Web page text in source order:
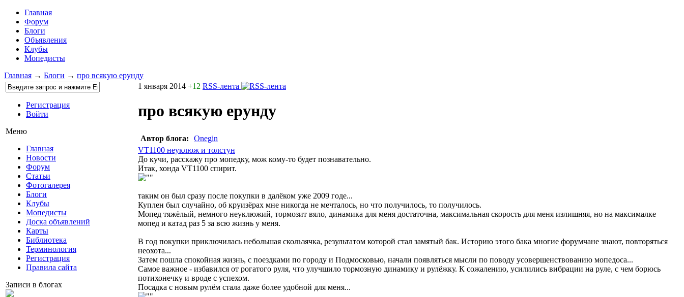
Главная
Форум
Блоги
Объявления
Клубы
Мопедисты
Главная → Блоги → про всякую ерунду
Регистрация
Войти
Меню
Главная
Новости
Форум
Статьи
Фотогалерея
Блоги
Клубы
Мопедисты
Доска объявлений
Карты
Библиотека
Терминология
Регистрация
Правила сайта
Записи в блогах
1 января 2014 +12 RSS-лента
про всякую ерунду
Автор блога:
Onegin
VT1100 неуклюж и толстун
До кучи, расскажу про мопедку, мож кому-то будет познавательно.
Итак, хонда VT1100 спирит.
таким он был сразу после покупки в далёком уже 2009 годе...
Куплен был случайно, об круизёрах мне никогда не мечталось, но что получилось, то получилось.
Мопед тяжёлый, немного неуклюжий, тормозит вяло, динамика для меня достаточна, максимальная скорость для меня излишняя, но на максималке
мопед и катад раз 5 за всю жизнь у меня.
В год покупки приключилась небольшая скользячка, результатом которой стал замятый бак. Историю этого бака многие форумчане знают, повторяться
неохота...
Затем пошла спокойная жизнь, с поездками по городу и Подмосковью, начали появляться мысли по поводу усовершенствованию мопедоса...
Самое важное - избавился от рогатого руля, что улучшило тормозную динамику и рулёжку. К сожалению, усилились вибрации на руле, с чем борюсь
потихонечку и вроде с успехом.
Посадка с новым рулём стала даже более удобной для меня...